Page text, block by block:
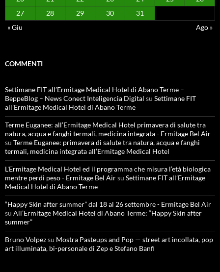
27
28 29 30
31
« Giu
Ago »
COMMENTI
Settimane FIT all’Ermitage Medical Hotel di Abano Terme –
BeppeBlog – News Conect Inteligencia Digital su Settimane FIT
all’Ermitage Medical Hotel di Abano Terme
Terme Euganee: all’Ermitage Medical Hotel primavera di salute tra
natura, acqua e fanghi termali, medicina integrata - Ermitage Bel Air
su Terme Euganee: primavera di salute tra natura, acqua e fanghi
termali, medicina integrata all’Ermitage Medical Hotel
L'Ermitage Medical Hotel ed il programma che misura l’età biologica
mentre perdi peso - Ermitage Bel Airsu Settimane FIT all’Ermitage
Medical Hotel di Abano Terme
“Happy Skin after summer” dal 18 al 26 settembre - Ermitage Bel Air
su All’Ermitage Medical Hotel di Abano Terme: “Happy Skin after
summer”
Bruno Volpezsu Mostra Pasteups and Pop — street art incollata, pop
art illuminata, bi-personale di Zep e Stefano Banfi